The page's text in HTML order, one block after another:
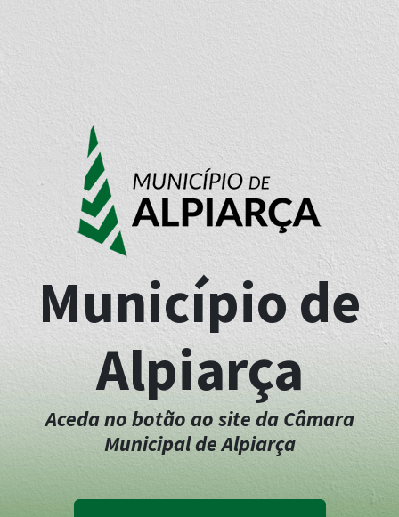
Município de
Alpiarça
Aceda no botão ao site da Câmara
Municipal de Alpiarça